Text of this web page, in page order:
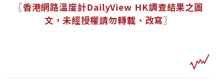
〖香港網路溫度計DailyView HK調查結果之圖
文，未經授權請勿轉載、改寫〗